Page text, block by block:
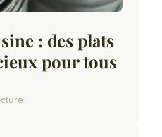
: des plats
pour tous